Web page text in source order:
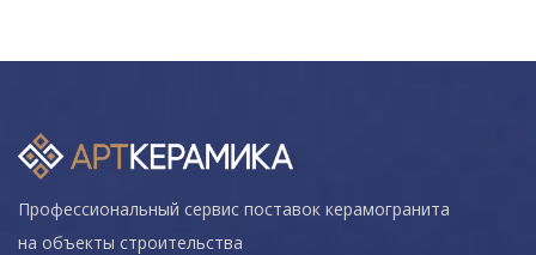
Профессиональный сервис поставок керамогранита
на объекты строительства